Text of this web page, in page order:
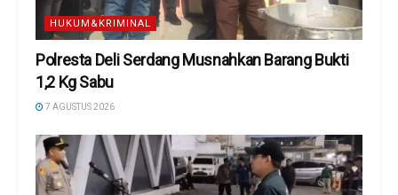
HUKUM&KRIMINAL
Polresta Deli Serdang Musnahkan Barang Bukti
1,2 Kg Sabu
7 AGUSTUS 2026